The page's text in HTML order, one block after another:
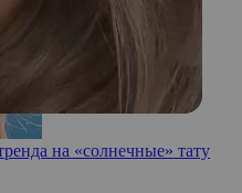
на «солнечные» тату